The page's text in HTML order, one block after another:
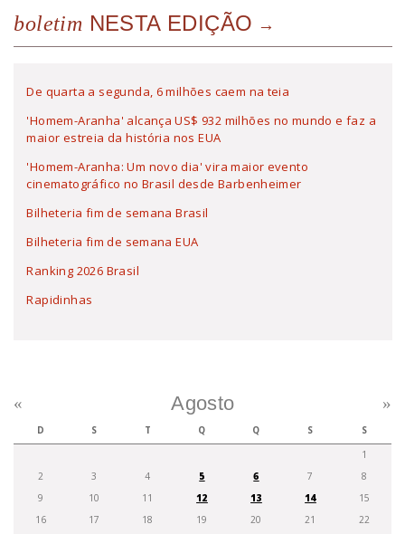
boletim NESTA EDIÇÃO
De quarta a segunda, 6 milhões caem na teia
'Homem-Aranha' alcança US$ 932 milhões no mundo e faz a
maior estreia da história nos EUA
'Homem-Aranha: Um novo dia' vira maior evento
cinematográfico no Brasil desde Barbenheimer
Bilheteria fim de semana Brasil
Bilheteria fim de semana EUA
Ranking 2026 Brasil
Rapidinhas
Agosto
« »
D S T Q Q S
S
1
2
3 4 5 6 7
8
9
10 11 12 13 14
15
16
17 18 19 20 21
22